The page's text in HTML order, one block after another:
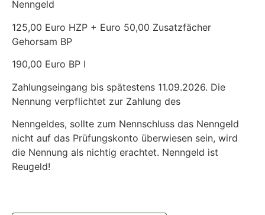
Nenngeld
125,00 Euro HZP + Euro 50,00 Zusatzfächer
Gehorsam BP
190,00 Euro BP I
Zahlungseingang bis spätestens 11.09.2026. Die
Nennung verpflichtet zur Zahlung des
Nenngeldes, sollte zum Nennschluss das Nenngeld
nicht auf das Prüfungskonto überwiesen sein, wird
die Nennung als nichtig erachtet. Nenngeld ist
Reugeld!